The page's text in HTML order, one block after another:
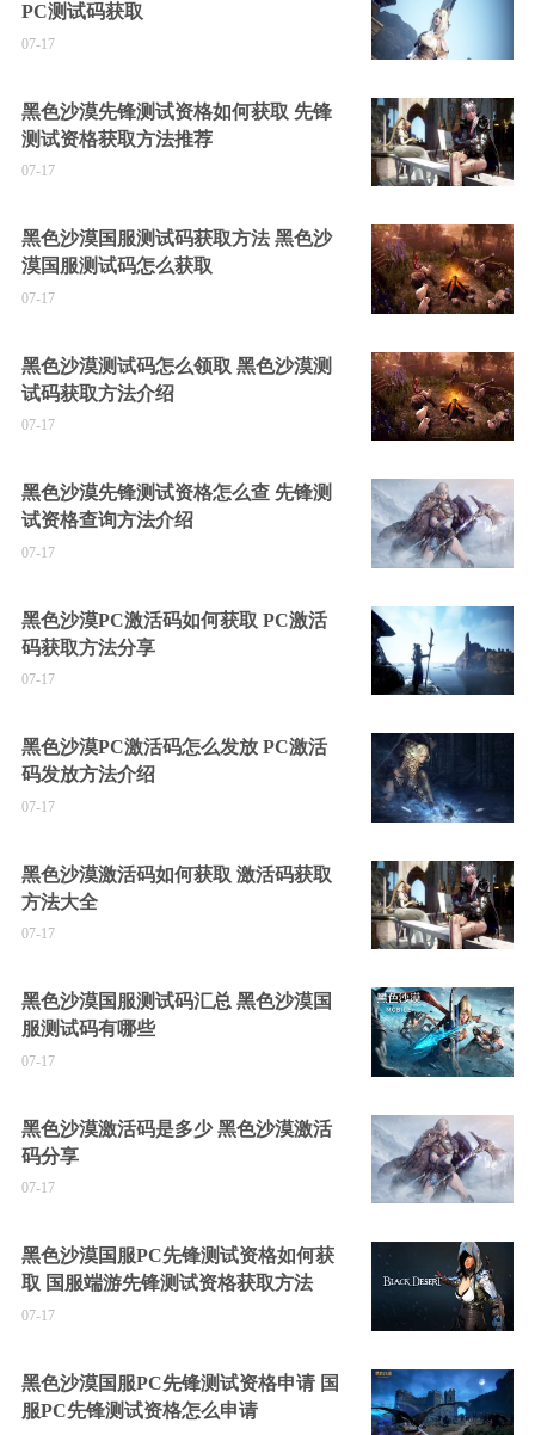
PC测试码获取
07-17
黑色沙漠先锋测试资格如何获取 先锋
测试资格获取方法推荐
07-17
黑色沙漠国服测试码获取方法 黑色沙
漠国服测试码怎么获取
07-17
黑色沙漠测试码怎么领取 黑色沙漠测
试码获取方法介绍
07-17
黑色沙漠先锋测试资格怎么查 先锋测
试资格查询方法介绍
07-17
黑色沙漠PC激活码如何获取 PC激活
码获取方法分享
07-17
黑色沙漠PC激活码怎么发放 PC激活
码发放方法介绍
07-17
黑色沙漠激活码如何获取 激活码获取
方法大全
07-17
黑色沙漠国服测试码汇总 黑色沙漠国
服测试码有哪些
07-17
黑色沙漠激活码是多少 黑色沙漠激活
码分享
07-17
黑色沙漠国服PC先锋测试资格如何获
取 国服端游先锋测试资格获取方法
07-17
黑色沙漠国服PC先锋测试资格申请 国
服PC先锋测试资格怎么申请